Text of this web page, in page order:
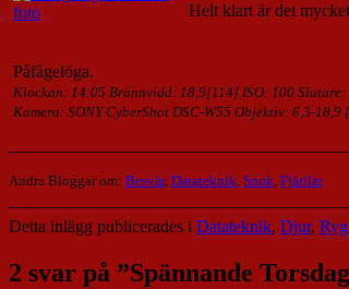
Helt klart är det
Påfågelöga.
Klockan: 14:05 Brännvidd: 18,9[114] ISO: 100
Kamera: SONY CyberShot DSC-W55 Objektiv: 6,3-18,9
Andra Bloggar om: Besvär, Datateknik, Snok, Fjärilar
Detta inlägg publicerades i Datateknik, Djur,
2 svar på ”Spännande Torsdag